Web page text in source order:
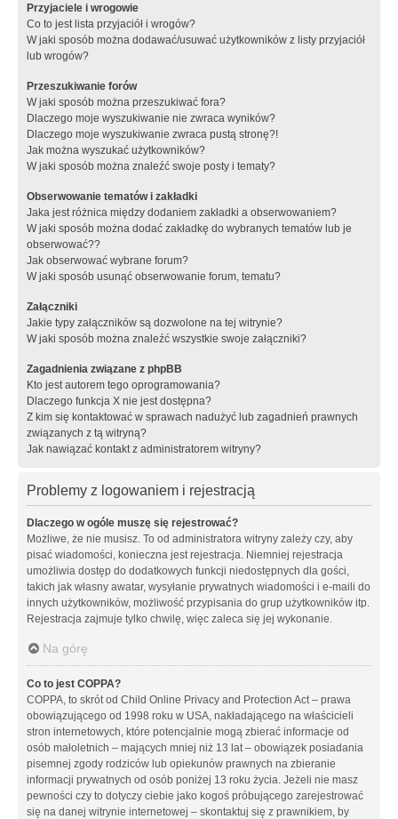
Przyjaciele i wrogowie
Co to jest lista przyjaciół i wrogów?
W jaki sposób można dodawać/usuwać użytkowników z listy przyjaciół
lub wrogów?
Przeszukiwanie forów
W jaki sposób można przeszukiwać fora?
Dlaczego moje wyszukiwanie nie zwraca wyników?
Dlaczego moje wyszukiwanie zwraca pustą stronę?!
Jak można wyszukać użytkowników?
W jaki sposób można znaleźć swoje posty i tematy?
Obserwowanie tematów i zakładki
Jaka jest różnica między dodaniem zakładki a obserwowaniem?
W jaki sposób można dodać zakładkę do wybranych tematów lub je
obserwować??
Jak obserwować wybrane forum?
W jaki sposób usunąć obserwowanie forum, tematu?
Załączniki
Jakie typy załączników są dozwolone na tej witrynie?
W jaki sposób można znaleźć wszystkie swoje załączniki?
Zagadnienia związane z phpBB
Kto jest autorem tego oprogramowania?
Dlaczego funkcja X nie jest dostępna?
Z kim się kontaktować w sprawach nadużyć lub zagadnień prawnych
związanych z tą witryną?
Jak nawiązać kontakt z administratorem witryny?
Problemy z logowaniem i rejestracją
Dlaczego w ogóle muszę się rejestrować?
Możliwe, że nie musisz. To od administratora witryny zależy czy, aby
pisać wiadomości, konieczna jest rejestracja. Niemniej rejestracja
umożliwia dostęp do dodatkowych funkcji niedostępnych dla gości,
takich jak własny awatar, wysyłanie prywatnych wiadomości i e-maili do
innych użytkowników, możliwość przypisania do grup użytkowników itp.
Rejestracja zajmuje tylko chwilę, więc zaleca się jej wykonanie.
Na górę
Co to jest COPPA?
COPPA, to skrót od Child Online Privacy and Protection Act – prawa
obowiązującego od 1998 roku w USA, nakładającego na właścicieli
stron internetowych, które potencjalnie mogą zbierać informacje od
osób małoletnich – mających mniej niż 13 lat – obowiązek posiadania
pisemnej zgody rodziców lub opiekunów prawnych na zbieranie
informacji prywatnych od osób poniżej 13 roku życia. Jeżeli nie masz
pewności czy to dotyczy ciebie jako kogoś próbującego zarejestrować
się na danej witrynie internetowej – skontaktuj się z prawnikiem, by